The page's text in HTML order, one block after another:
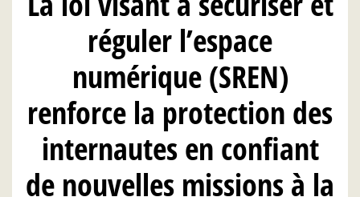
réguler l’espace
numérique (SREN)
renforce la protection des
internautes en confiant
de nouvelles missions à la